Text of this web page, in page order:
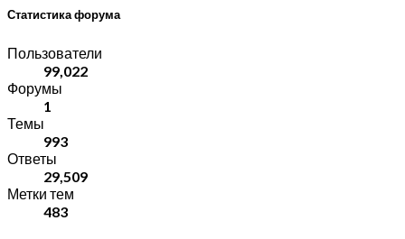
Статистика форума
Пользователи
99,022
Форумы
1
Темы
993
Ответы
29,509
Метки тем
483